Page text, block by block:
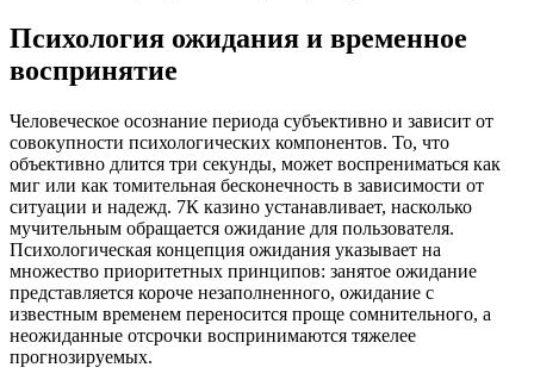
Психология ожидания и временное
воспринятие
Человеческое осознание периода субъективно и зависит от
совокупности психологических компонентов. То, что
объективно длится три секунды, может воспрениматься как
миг или как томительная бесконечность в зависимости от
ситуации и надежд. 7К казино устанавливает, насколько
мучительным обращается ожидание для пользователя.
Психологическая концепция ожидания указывает на
множество приоритетных принципов: занятое ожидание
представляется короче незаполненного, ожидание с
известным временем переносится проще сомнительного, а
неожиданные отсрочки воспринимаются тяжелее
прогнозируемых.